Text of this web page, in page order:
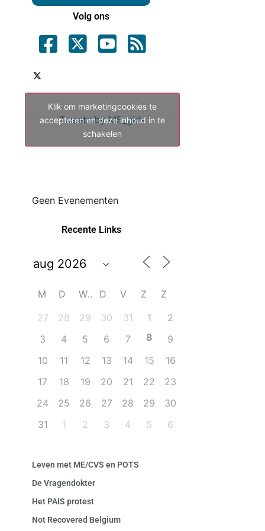
Volg ons
Tweets by ME_gids
Klik om marketingcookies te
accepteren en deze inhoud in te
schakelen
Geen Evenementen
Recente Links
M D W D V Z
Z
27
28 29 30 31 1
2
3
4 5 6 7 8
9
10
11 12 13 14 15
16
17
18 19 20 21 22
23
24
25 26 27 28 29
30
31
1 2 3 4 5 6
Leven met ME/CVS en POTS
De Vragendokter
Het PAIS protest
Not Recovered Belgium